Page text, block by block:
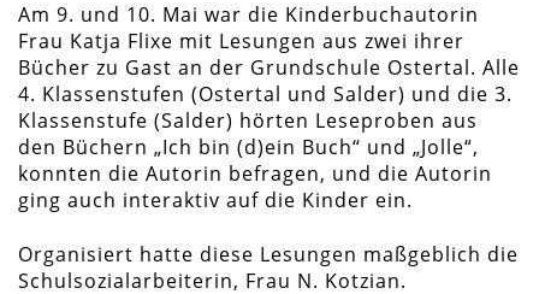
Am 9. und 10. Mai war die Kinderbuchautorin
Frau Katja Flixe mit Lesungen aus zwei ihrer
Bücher zu Gast an der Grundschule Ostertal. Alle
4. Klassenstufen (Ostertal und Salder) und die 3.
Klassenstufe (Salder) hörten Leseproben aus
den Büchern „Ich bin (d)ein Buch“ und „Jolle“,
konnten die Autorin befragen, und die Autorin
ging auch interaktiv auf die Kinder ein.
Organisiert hatte diese Lesungen maßgeblich die
Schulsozialarbeiterin, Frau N. Kotzian.